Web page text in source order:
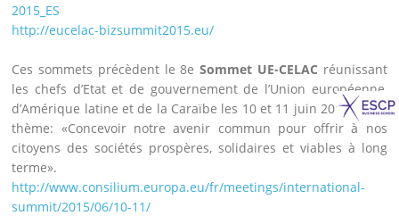
2015_ES
http://eucelac-bizsummit2015.eu/
Ces sommets précèdent le 8eSommet UE-CELAC réunissant
les chefs d’Etat et de gouvernement de l’Union européenne,
d’Amérique latine et de la Caraïbe les 10 et 11 juin 2015 sur le
thème: «Concevoir notre avenir commun pour offrir à nos
citoyens des sociétés prospères, solidaires et viables à long
terme».
http://www.consilium.europa.eu/fr/meetings/international-
summit/2015/06/10-11/